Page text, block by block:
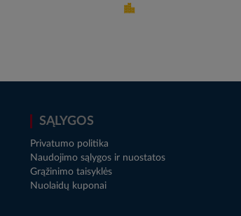
SĄLYGOS
Privatumo politika
Naudojimo sąlygos ir nuostatos
Grąžinimo taisyklės
Nuolaidų kuponai